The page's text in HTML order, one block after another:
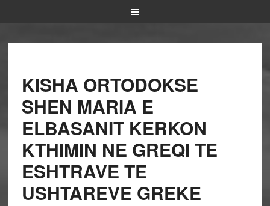
KISHA ORTODOKSE
SHEN MARIA E
ELBASANIT KERKON
KTHIMIN NE GREQI TE
ESHTRAVE TE
USHTAREVE GREKE